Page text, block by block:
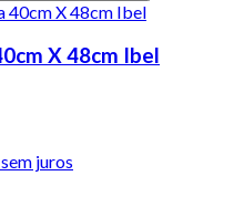
X 48cm Ibel
juros